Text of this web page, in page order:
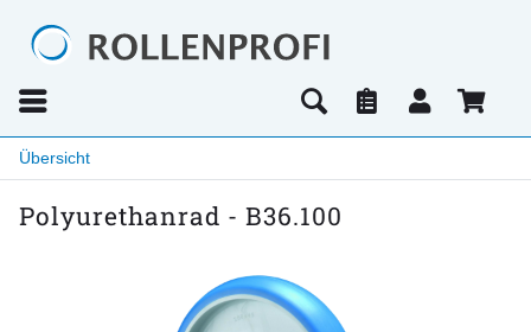
Übersicht
Polyurethanrad - B36.100